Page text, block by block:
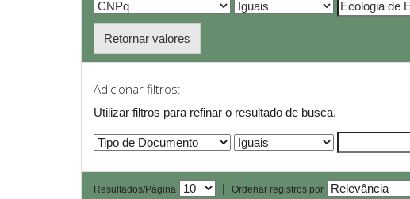
Retornar valores
Adicionar filtros:
Utilizar filtros para refinar o resultado de busca.
Resultados/Página | Ordenar registros por